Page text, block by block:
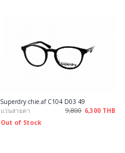
Superdry chie.af C104 D03 49
แว่นสายตา
9,800 6,300 THB
Out of Stock